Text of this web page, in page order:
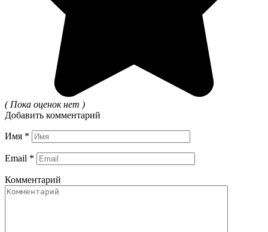
( Пока оценок нет )
Добавить комментарий
Имя *
Email *
Комментарий